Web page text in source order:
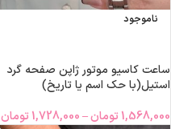
ناموجود
ساعت کاسیو موتور ژاپن صفحه گرد
استیل(با حک اسم یا تاریخ)
1,568,000 تومان–
1,728,000 تومان